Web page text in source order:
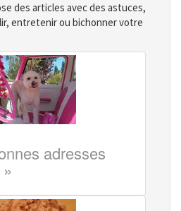
des articles avec des astuces,
entretenir ou bichonner votre
adresses